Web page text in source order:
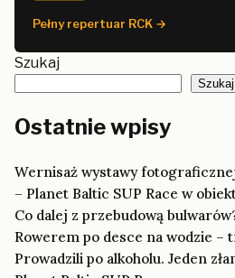
Pełny repertuar RCK →
Szukaj
Szukaj
Ostatnie wpisy
Wernisaż wystawy fotograficznej
– Planet Baltic SUP Race w
Co dalej z przebudową
Rowerem po desce na wodzie –
Prowadzili po alkoholu. Jeden